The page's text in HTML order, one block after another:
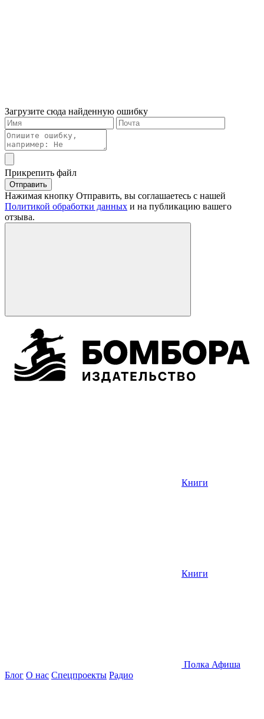
Загрузите сюда найденную ошибку
Прикрепить файл
Отправить
Нажимая кнопку Отправить, вы соглашаетесь с нашей
Политикой обработки данных и на публикацию вашего
отзыва.
Книги
Книги
Полка Афиша
Блог О нас Спецпроекты Радио